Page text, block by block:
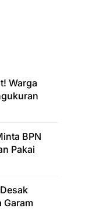
Warga
BPN
Pakai
Garam